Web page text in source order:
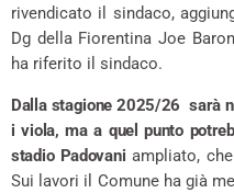
rivendicato il sindaco,
Dg della Fiorentina Joe
ha riferito il sindaco.
Dalla stagione 2025/26 sarà
i viola, ma a quel punto
stadio Padovani ampliato,
Sui lavori il Comune ha già